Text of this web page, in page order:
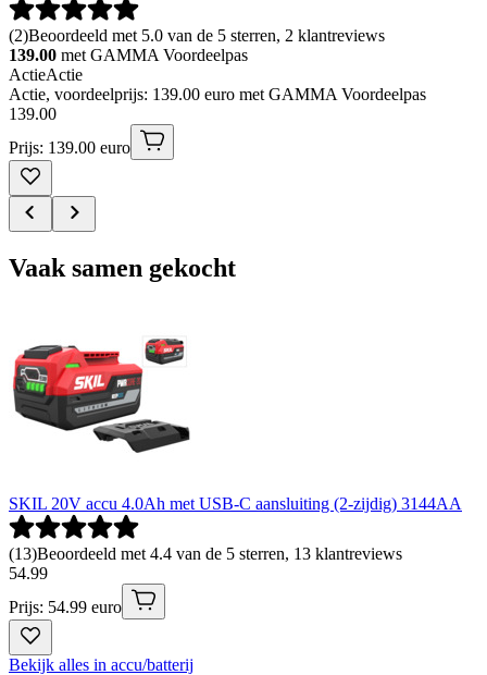
(2)Beoordeeld met 5.0 van de 5 sterren, 2 klantreviews
139.00 met GAMMA Voordeelpas
ActieActie
Actie, voordeelprijs: 139.00 euro met GAMMA Voordeelpas
139.00
Prijs: 139.00 euro
Vaak samen gekocht
SKIL 20V accu 4.0Ah met USB-C aansluiting (2-zijdig) 3144AA
(13)Beoordeeld met 4.4 van de 5 sterren, 13 klantreviews
54.99
Prijs: 54.99 euro
Bekijk alles in accu/batterij